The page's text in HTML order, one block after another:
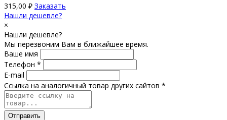
315,00 ₽ Заказать
Нашли дешевле?
×
Нашли дешевле?
Мы перезвоним Вам в ближайшее время.
Ваше имя
Телефон *
E-mail
Ссылка на аналогичный товар других сайтов *
Отправить